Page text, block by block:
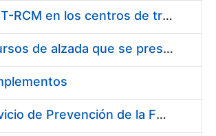
Suministro de gafas graduadas antiproyecciones para los trabajadores de la FNMT-RCM en los centros de trabajo de Madrid y Burgos
Servicios de una empresa externa para el asesoramiento y resolución de los recursos de alzada que se presentan relacionados con procesos de selección para la FNMT-RCM
Servicio de Calibración y Verificación Externa de los Equipos de Medición del Servicio de Prevención de la FNMT-RCM